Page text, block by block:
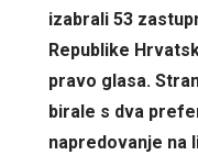
izabrali 53
Republike
pravo glasa.
birale s dva
napredovanje na